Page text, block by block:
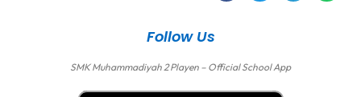
Follow Us
SMK Muhammadiyah 2 Playen – Official School App